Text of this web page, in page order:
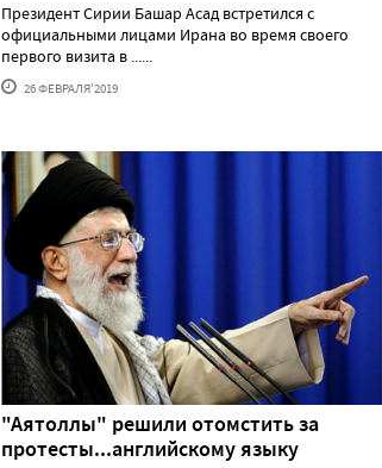
Президент Сирии Башар Асад встретился с
официальными лицами Ирана во время своего
первого визита в ......
26 ФЕВРАЛЯ'2019
"Аятоллы" решили отомстить за
протесты...английскому языку